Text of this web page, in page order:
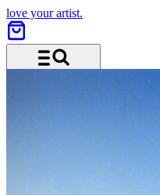
love your artist.